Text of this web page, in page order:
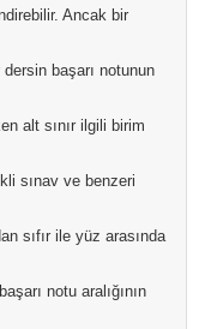
Ancak bir
başarı notunun
alt sınır ilgili birim
sınav ve benzeri
sıfır ile yüz arasında
notu aralığının